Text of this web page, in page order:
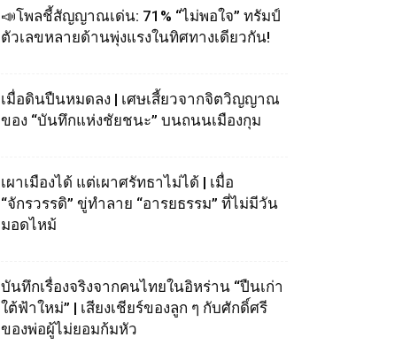
📣โพลชี้สัญญาณเด่น: 71% “ไม่พอใจ” ทรัมป์
ตัวเลขหลายด้านพุ่งแรงในทิศทางเดียวกัน!
เมื่อดินปืนหมดลง | เศษเสี้ยวจากจิตวิญญาณ
ของ “บันทึกแห่งชัยชนะ” บนถนนเมืองกุม
เผาเมืองได้ แต่เผาศรัทธาไม่ได้ | เมื่อ
“จักรวรรดิ” ขู่ทำลาย “อารยธรรม” ที่ไม่มีวัน
มอดไหม้
บันทึกเรื่องจริงจากคนไทยในอิหร่าน “ปืนเก่า
ใต้ฟ้าใหม่” | เสียงเชียร์ของลูก ๆ กับศักดิ์ศรี
ของพ่อผู้ไม่ยอมก้มหัว